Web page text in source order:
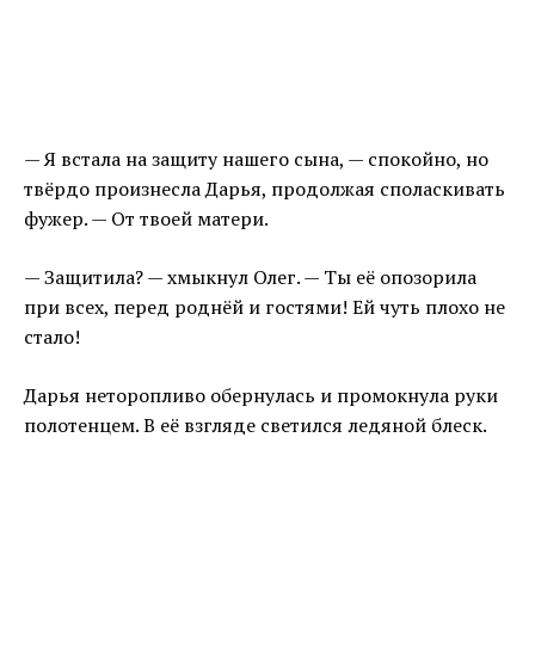
— Я встала на защиту нашего сына, — спокойно, но
твёрдо произнесла Дарья, продолжая споласкивать
фужер. — От твоей матери.
— Защитила? — хмыкнул Олег. — Ты её опозорила
при всех, перед роднёй и гостями! Ей чуть плохо не
стало!
Дарья неторопливо обернулась и промокнула руки
полотенцем. В её взгляде светился ледяной блеск.